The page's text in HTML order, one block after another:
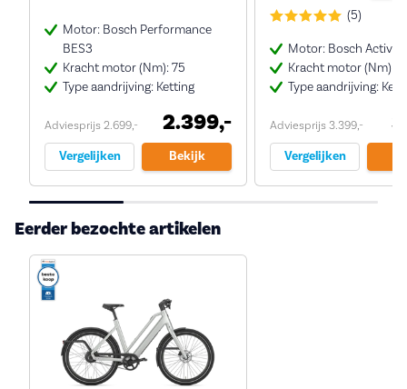
Motor: Bosch Performance
BES3
Kracht motor (Nm): 75
Type aandrijving: Ketting
Adviesprijs 2.699,- 2.399,-
Vergelijken Bekijk
(5)
Motor: Bosch Active
Kracht motor (Nm):
Type aandrijving:
Adviesprijs 3.399,-
Vergelijken
Eerder bezochte artikelen